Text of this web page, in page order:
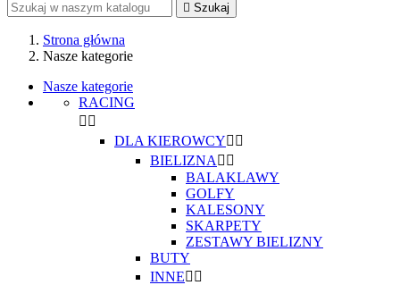
 Szukaj
Strona główna
Nasze kategorie
Nasze kategorie
RACING
 
DLA KIEROWCY 
BIELIZNA  
BALAKLAWY
GOLFY
KALESONY
SKARPETY
ZESTAWY BIELIZNY
BUTY
INNE 